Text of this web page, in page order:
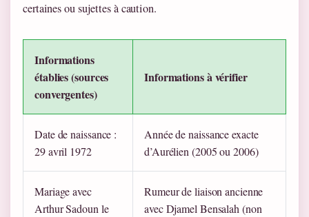
certaines ou sujettes à caution.
Informations
établies (sources
convergentes)
Informations à vérifier
Date de naissance :
29 avril 1972
Année de naissance exacte
d’Aurélien (2005 ou 2006)
Mariage avec
Arthur Sadoun le
Rumeur de liaison ancienne
avec Djamel Bensalah (non